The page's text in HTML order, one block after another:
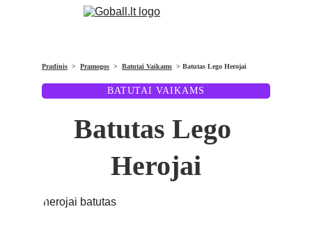
Batutas Lego
Herojai
Pradinis
  >
Pramogos
  >
Batutai Vaikams
  > Batutas Lego Herojai
BATUTAI VAIKAMS